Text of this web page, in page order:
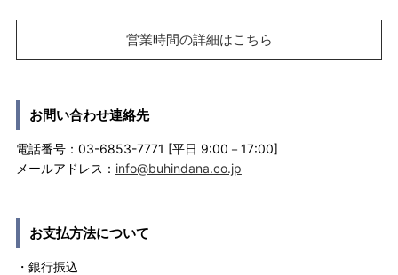
営業時間の詳細はこちら
お問い合わせ連絡先
電話番号：03-6853-7771 [平日 9:00－17:00]
メールアドレス： info@buhindana.co.jp
お支払方法について
・銀行振込